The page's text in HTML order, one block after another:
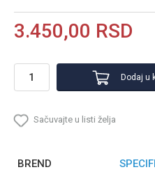
3.450,00 RSD
Dodaj u
Sačuvajte u listi želja
BREND